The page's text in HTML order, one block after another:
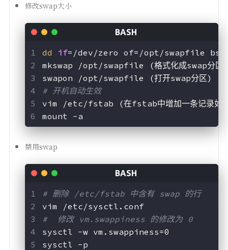
修改swap大小
dd if=/dev/zero of=/opt/swapfile bs=1M
mkswap /opt/swapfile (格式化成swap分
swapon /opt/swapfile (打开swap分区)
# 开机自动生效
vim /etc/fstab (在fstab中增加一条记
mount -a
禁用swap
# 删除 /etc/fstab 中含有 swap 的行
vim /etc/sysctl.conf
#  修改 vm.swappiness 的修改为 0
sysctl -w vm.swappiness=0
sysctl -p